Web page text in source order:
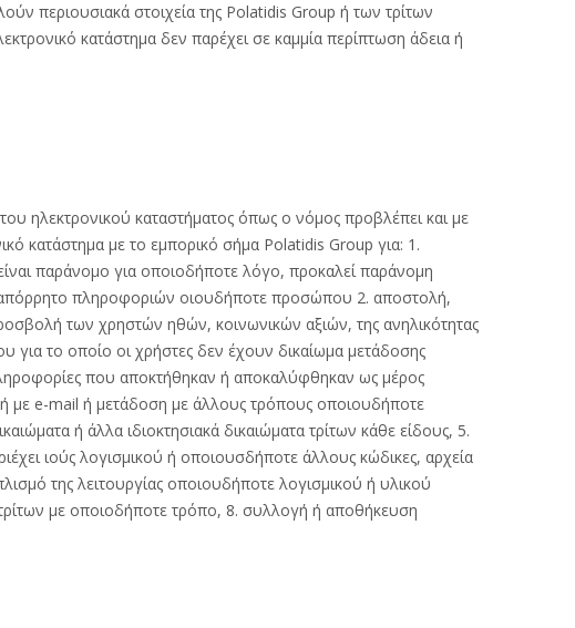
περιουσιακά στοιχεία της Polatidis Group ή των τρίτων
κατάστημα δεν παρέχει σε καμμία περίπτωση άδεια ή
ηλεκτρονικού καταστήματος όπως ο νόμος προβλέπει και με
κατάστημα με το εμπορικό σήμα Polatidis Group για: 1.
παράνομο για οποιοδήποτε λόγο, προκαλεί παράνομη
απόρρητο πληροφοριών οιουδήποτε προσώπου 2. αποστολή,
των χρηστών ηθών, κοινωνικών αξιών, της ανηλικότητας
το οποίο οι χρήστες δεν έχουν δικαίωμα μετάδοσης
που αποκτήθηκαν ή αποκαλύφθηκαν ως μέρος
με e-mail ή μετάδοση με άλλους τρόπους οποιουδήποτε
ή άλλα ιδιοκτησιακά δικαιώματα τρίτων κάθε είδους, 5.
ιούς λογισμικού ή οποιουσδήποτε άλλους κώδικες, αρχεία
της λειτουργίας οποιουδήποτε λογισμικού ή υλικού
με οποιοδήποτε τρόπο, 8. συλλογή ή αποθήκευση